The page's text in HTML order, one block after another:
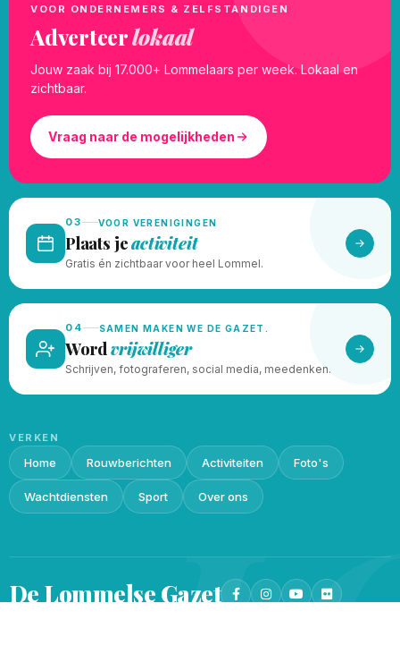
VOOR ONDERNEMERS & ZELFSTANDIGEN
Adverteerlokaal
Jouw zaak bij 17.000+ Lommelaars per week. Lokaal en
zichtbaar.
Vraag naar de mogelijkheden
03 VOOR VERENIGINGEN
Plaats jeactiviteit
Gratis én zichtbaar voor heel Lommel.
04 SAMEN MAKEN WE DE GAZET.
Wordvrijwilliger
Schrijven, fotograferen, social media, meedenken.
VERKEN
Home Rouwberichten Activiteiten Foto's
Wachtdiensten Sport Over ons
De LommelseGazet